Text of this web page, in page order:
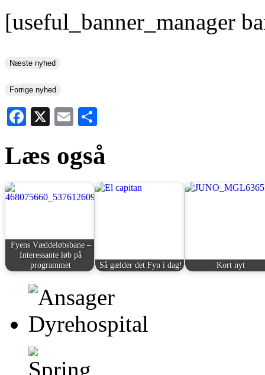
[useful_banner_manager
Næste nyhed
Forrige nyhed
Facebook
X Email
Læs også
Fyens Væddeløbsbane –
Interessante løb på
programmet
Så gælder det Fyn i dag! Kort nyt